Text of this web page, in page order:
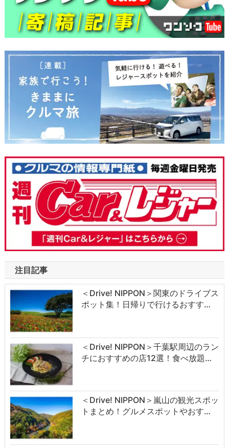
注目記事
＜Drive! NIPPON＞関東のドライブス
ポット集！日帰りで行けるおすす…
＜Drive! NIPPON＞千葉駅周辺のラン
チにおすすめの店12選！食べ放題…
＜Drive! NIPPON＞嵐山の観光スポッ
トまとめ！グルメスポットやおす…